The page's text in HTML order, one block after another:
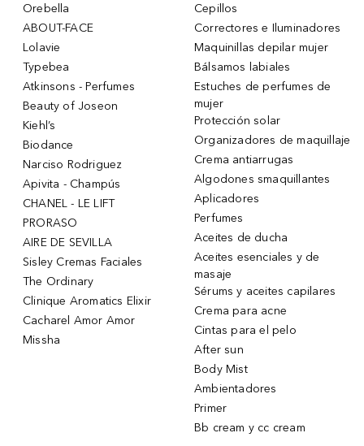
Orebella
ABOUT-FACE
Lolavie
Typebea
Atkinsons - Perfumes
Beauty of Joseon
Kiehl’s
Biodance
Narciso Rodriguez
Apivita - Champús
CHANEL - LE LIFT
PRORASO
AIRE DE SEVILLA
Sisley Cremas Faciales
The Ordinary
Clinique Aromatics Elixir
Cacharel Amor Amor
Missha
Cepillos
Correctores e Iluminadores
Maquinillas depilar mujer
Bálsamos labiales
Estuches de perfumes de
mujer
Protección solar
Organizadores de maquillaje
Crema antiarrugas
Algodones smaquillantes
Aplicadores
Perfumes
Aceites de ducha
Aceites esenciales y de
masaje
Sérums y aceites capilares
Crema para acne
Cintas para el pelo
After sun
Body Mist
Ambientadores
Primer
Bb cream y cc cream